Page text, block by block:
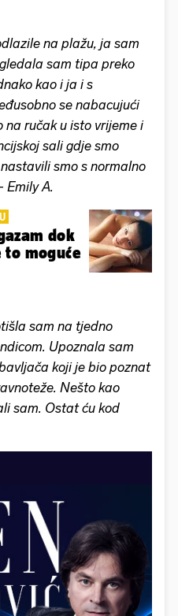
na plažu, ja sam
sam tipa preko
kao i ja i s
se nabacujući
na ručak u isto vrijeme i
sali gdje smo
smo s normalno
Emily A.
dok
moguće
sam na tjedno
Upoznala sam
koji je bio poznat
Nešto kao
sam. Ostat ću kod